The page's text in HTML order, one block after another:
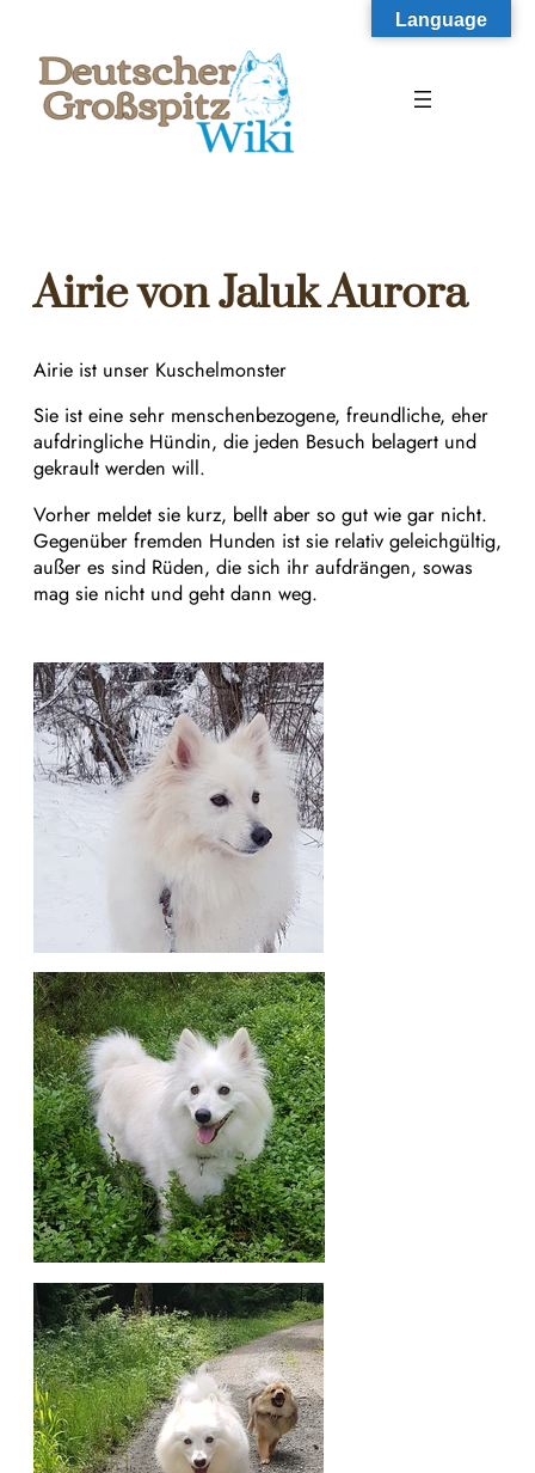
springen
Airie von Jaluk Aurora
Airie ist unser Kuschelmonster
Sie ist eine sehr menschenbezogene, freundliche, eher
aufdringliche Hündin, die jeden Besuch belagert und
gekrault werden will.
Vorher meldet sie kurz, bellt aber so gut wie gar nicht.
Gegenüber fremden Hunden ist sie relativ geleichgültig,
außer es sind Rüden, die sich ihr aufdrängen, sowas
mag sie nicht und geht dann weg.
Language